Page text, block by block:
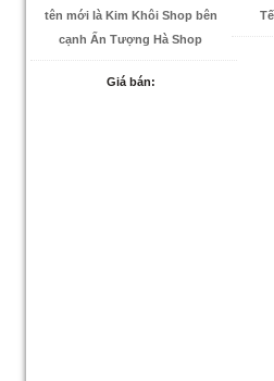
tên mới là Kim Khôi Shop bên
cạnh Ấn Tượng Hà Shop
Giá bán: